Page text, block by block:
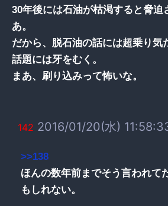
30年後には石油が枯渇すると脅迫
あ。
だから、脱石油の話には超乗り気
話題には牙をむく。
まあ、刷り込みって怖いな。
142 2016/01/20(水)
>>138
ほんの数年前までそう言われて
もしれない。